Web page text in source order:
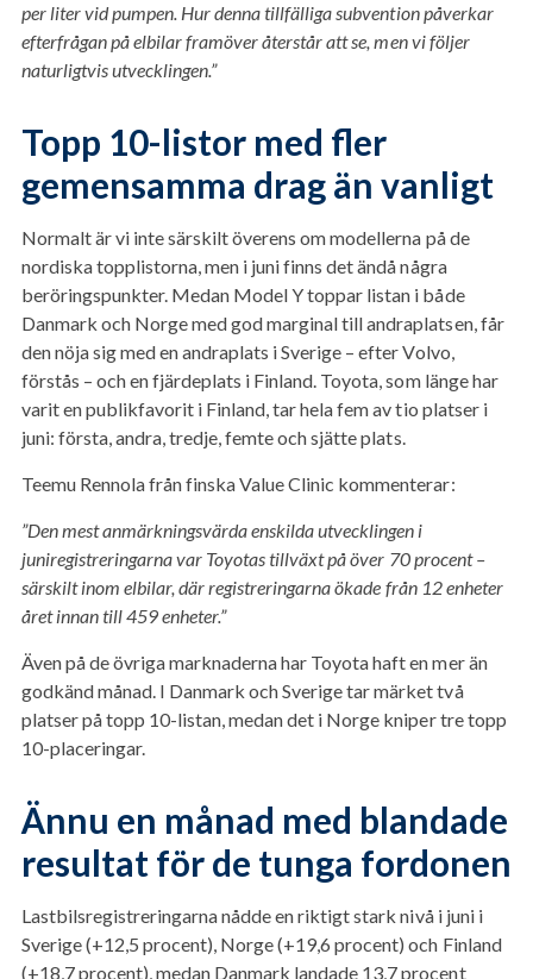
per liter vid pumpen. Hur denna tillfälliga subvention påverkar
efterfrågan på elbilar framöver återstår att se, men vi följer
naturligtvis utvecklingen.”
Topp 10-listor med fler
gemensamma drag än vanligt
Normalt är vi inte särskilt överens om modellerna på de
nordiska topplistorna, men i juni finns det ändå några
beröringspunkter. Medan Model Y toppar listan i både
Danmark och Norge med god marginal till andraplatsen, får
den nöja sig med en andraplats i Sverige – efter Volvo,
förstås – och en fjärdeplats i Finland. Toyota, som länge har
varit en publikfavorit i Finland, tar hela fem av tio platser i
juni: första, andra, tredje, femte och sjätte plats.
Teemu Rennola från finska Value Clinic kommenterar:
”Den mest anmärkningsvärda enskilda utvecklingen i
juniregistreringarna var Toyotas tillväxt på över 70 procent –
särskilt inom elbilar, där registreringarna ökade från 12 enheter
året innan till 459 enheter.”
Även på de övriga marknaderna har Toyota haft en mer än
godkänd månad. I Danmark och Sverige tar märket två
platser på topp 10-listan, medan det i Norge kniper tre topp
10-placeringar.
Ännu en månad med blandade
resultat för de tunga fordonen
Lastbilsregistreringarna nådde en riktigt stark nivå i juni i
Sverige (+12,5 procent), Norge (+19,6 procent) och Finland
(+18,7 procent), medan Danmark landade 13,7 procent